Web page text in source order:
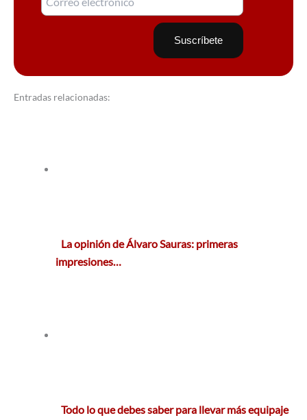
Entradas relacionadas:
La opinión de Álvaro Sauras: primeras
impresiones…
Todo lo que debes saber para llevar más equipaje